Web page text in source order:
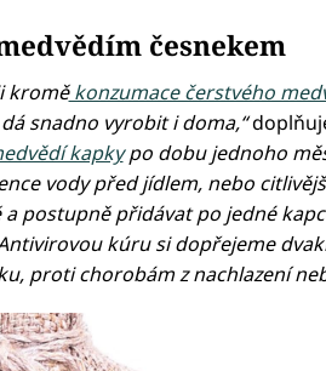
česnekem
kroměkonzumace čerstvého
snadno vyrobit i doma,“
kapkypo dobu jednoho
vody před jídlem, nebo
postupně přidávat po jedné
kúru si dopřejeme
proti chorobám z nachlazení